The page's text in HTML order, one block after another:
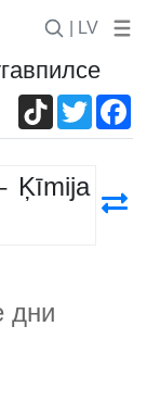
| LV
TikTokTwitter
Ķīmija
дни